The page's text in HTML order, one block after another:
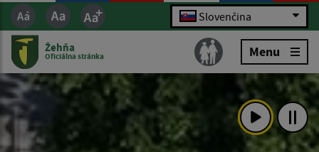
Slovenčina
Žehňa
Oficiálna stránka Menu